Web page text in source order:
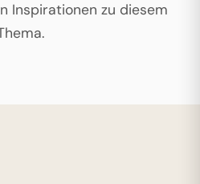
Inspirationen zu diesem